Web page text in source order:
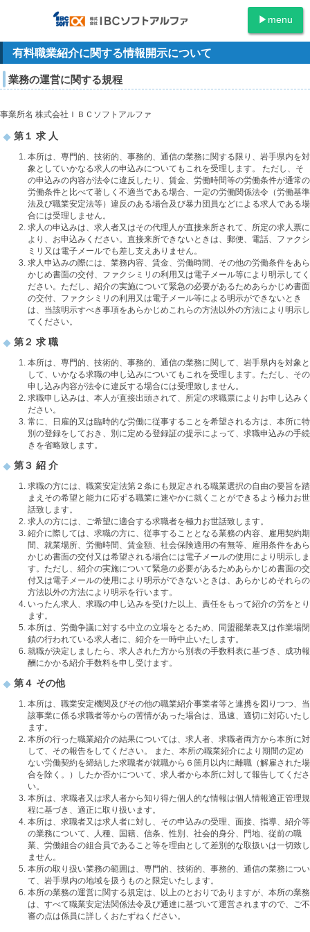
menu
有料職業紹介に関する情報開示について
業務の運営に関する規程
事業所名 株式会社ＩＢＣソフトアルファ
第１ 求 人
本所は、専門的、技術的、事務的、通信の業務に関する限り、岩手県内を対
象としていかなる求人の申込みについてもこれを受理します。 ただし、そ
の申込みの内容が法令に違反したり、賃金、労働時間等の労働条件が通常の
労働条件と比べて著しく不適当である場合、一定の労働関係法令（労働基準
法及び職業安定法等）違反のある場合及び暴力団員などによる求人である場
合には受理しません。
求人の申込みは、求人者又はその代理人が直接来所されて、所定の求人票に
より、お申込みください。直接来所できないときは、郵便、電話、ファクシ
ミリ又は電子メールでも差し支えありません。
求人申込みの際には、業務内容、賃金、労働時間、その他の労働条件をあら
かじめ書面の交付、ファクシミリの利用又は電子メール等により明示してく
ださい。ただし、紹介の実施について緊急の必要があるためあらかじめ書面
の交付、ファクシミリの利用又は電子メール等による明示ができないとき
は、当該明示すべき事項をあらかじめこれらの方法以外の方法により明示し
てください。
第２ 求 職
本所は、専門的、技術的、事務的、通信の業務に関して、岩手県内を対象と
して、いかなる求職の申し込みについてもこれを受理します。ただし、その
申し込み内容が法令に違反する場合には受理致しません。
求職申し込みは、本人が直接出頭されて、所定の求職票によりお申し込みく
ださい。
常に、日雇的又は臨時的な労働に従事することを希望される方は、本所に特
別の登録をしておき、別に定める登録証の提示によって、求職申込みの手続
きを省略致します。
第３ 紹 介
求職の方には、職業安定法第２条にも規定される職業選択の自由の要旨を踏
まえその希望と能力に応ずる職業に速やかに就くことができるよう極力お世
話致します。
求人の方には、ご希望に適合する求職者を極力お世話致します。
紹介に際しては、求職の方に、従事することとなる業務の内容、雇用契約期
間、就業場所、労働時間、賃金額、社会保険適用の有無等、雇用条件をあら
かじめ書面の交付又は希望される場合には電子メールの使用により明示しま
す。ただし、紹介の実施について緊急の必要があるためあらかじめ書面の交
付又は電子メールの使用により明示ができないときは、あらかじめそれらの
方法以外の方法により明示を行います。
いったん求人、求職の申し込みを受けた以上、責任をもって紹介の労をとり
ます。
本所は、労働争議に対する中立の立場をとるため、同盟罷業表又は作業場閉
鎖の行われている求人者に、紹介を一時中止いたします。
就職が決定しましたら、求人された方から別表の手数料表に基づき、成功報
酬にかかる紹介手数料を申し受けます。
第４ その他
本所は、職業安定機関及びその他の職業紹介事業者等と連携を図りつつ、当
該事業に係る求職者等からの苦情があった場合は、迅速、適切に対応いたし
ます。
本所の行った職業紹介の結果については、求人者、求職者両方から本所に対
して、その報告をしてください。 また、本所の職業紹介により期間の定め
ない労働契約を締結した求職者が就職から６箇月以内に離職（解雇された場
合を除く。）したか否かについて、求人者から本所に対して報告してくださ
い。
本所は、求職者又は求人者から知り得た個人的な情報は個人情報適正管理規
程に基づき、適正に取り扱います。
本所は、求職者又は求人者に対し、その申込みの受理、面接、指導、紹介等
の業務について、人種、国籍、信条、性別、社会的身分、門地、従前の職
業、労働組合の組合員であること等を理由として差別的な取扱いは一切致し
ません。
本所の取り扱い業務の範囲は、専門的、技術的、事務的、通信の業務につい
て、岩手県内の地域を扱うものと限定いたします。
本所の業務の運営に関する規定は、以上のとおりでありますが、本所の業務
は、すべて職業安定法関係法令及び通達に基づいて運営されますので、ご不
審の点は係員に詳しくおたずねください。